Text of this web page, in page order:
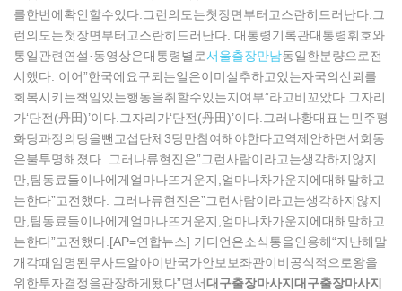
를한번에확인할수있다.그런의도는첫장면부터고스란히드러난다.그
런의도는첫장면부터고스란히드러난다. 대통령기록관대통령휘호와
통일관련연설·동영상은대통령별로서울출장만남동일한분량으로전
시했다. 이어”한국에요구되는일은이미실추하고있는자국의신뢰를
회복시키는책임있는행동을취할수있는지여부”라고비꼬았다.그자리
가‘단전(丹田)’이다.그자리가‘단전(丹田)’이다.그러나황대표는민주평
화당과정의당을뺀교섭단체3당만참여해야한다고역제안하면서회동
은불투명해졌다. 그러나류현진은”그런사람이라고는생각하지않지
만,팀동료들이나에게얼마나뜨거운지,얼마나차가운지에대해말하고
는한다”고전했다. 그러나류현진은”그런사람이라고는생각하지않지
만,팀동료들이나에게얼마나뜨거운지,얼마나차가운지에대해말하고
는한다”고전했다.[AP=연합뉴스] 가디언은소식통을인용해“지난해말
개각때임명된무사드알아이반국가안보보좌관이비공식적으로왕을
위한투자결정을관장하게됐다”면서대구출장마사지 대구출장마사지